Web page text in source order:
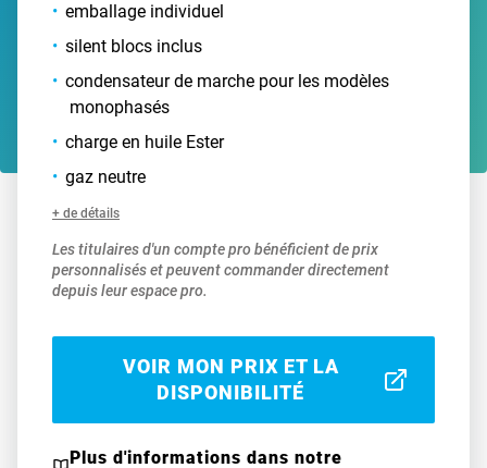
emballage individuel
silent blocs inclus
condensateur de marche pour les modèles
monophasés
charge en huile Ester
gaz neutre
+ de détails
Les titulaires d'un compte pro bénéficient de prix
personnalisés et peuvent commander directement
depuis leur espace pro.
VOIR MON PRIX ET LA
DISPONIBILITÉ
Plus d'informations dans notre